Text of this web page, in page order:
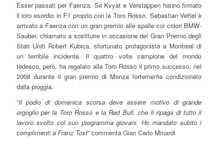
Esser passati per Faenza. Se Kvyat e Verstappen hanno firmato
il loro esordio in F1 proprio con la Toro Rosso, Sebastian Vettel è
arrivato a Faenza con un gran premio alle spalle coi colori BMW-
Sauber, chiamato a sostituire in occasione del Gran Premio degli
Stati Uniti Robert Kubica, sfortunato protagonista a Montreal di
un terribile incidente. Il quattro volte campione del mondo
tedesco, però, ha regalato alla Toro Rosso il primo successo, nel
2008 durante il gran premio di Monza fortemente condizionato
dalla pioggia.
“Il podio di domenica scorsa deve essere motivo di grande
orgoglio per la Toro Rosso e la Red Bull, che li ripaga di tutto il
lavoro svolto col suo programma giovani. Ho mandato subito i
complimenti a Franz Tost” commenta Gian Carlo Minardi